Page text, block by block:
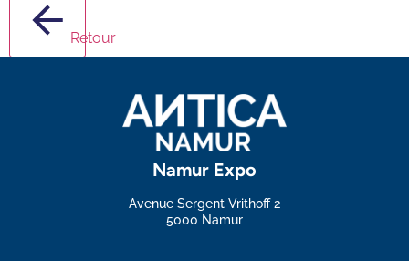
Retour
Namur Expo
Avenue Sergent Vrithoff 2
5000 Namur